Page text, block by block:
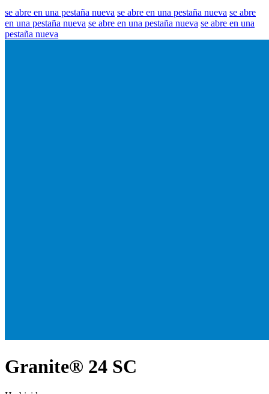
se abre en una pestaña nueva se abre en una pestaña nueva se abre
en una pestaña nueva se abre en una pestaña nueva se abre en una
pestaña nueva
Granite® 24 SC